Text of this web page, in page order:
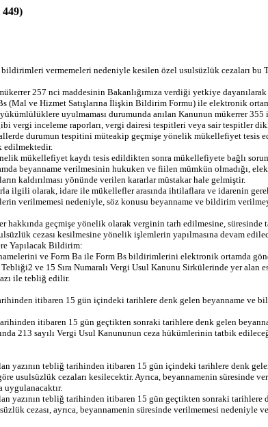
vermemeleri nedeniyle kesilen özel usulsüzlük cezaları bu
257 nci maddesinin Bakanlığımıza verdiği yetkiye
(Mal ve Hizmet Satışlarına İlişkin Bildirim Formu) ile elektronik
uyulmaması durumunda anılan Kanunun mükerrer 355
inceleme raporları, vergi dairesi tespitleri veya sair tespitler
durumun tespitini müteakip geçmişe yönelik mükellefiyet
edilmektedir.
mükellefiyet kaydı tesis edildikten sonra mükellefiyete bağlı
beyanname verilmesinin hukuken ve fiilen mümkün olmadığı,
kaldırılması yönünde verilen kararlar müstakar hale gelmiştir.
ilgili olarak, idare ile mükellefler arasında ihtilaflara ve idarenin
verilmemesi nedeniyle, söz konusu beyanname ve bildirim
geçmişe yönelik olarak verginin tarh edilmesine, süresinde
cezası kesilmesine yönelik işlemlerin yapılmasına devam
Yapılacak Bildirim:
ve Form Ba ile Form Bs bildirimlerini elektronik ortamda
ve 15 Sıra Numaralı Vergi Usul Kanunu Sirkülerinde yer
ile tebliğ edilir.
itibaren 15 gün içindeki tarihlere denk gelen beyanname ve
itibaren 15 gün geçtikten sonraki tarihlere denk gelen
213 sayılı Vergi Usul Kanununun ceza hükümlerinin tatbik
yazının tebliğ tarihinden itibaren 15 gün içindeki tarihlere denk
usulsüzlük cezaları kesilecektir. Ayrıca, beyannamenin süresinde
uygulanacaktır.
yazının tebliğ tarihinden itibaren 15 gün geçtikten sonraki
cezası, ayrıca, beyannamenin süresinde verilmemesi nedeniyle